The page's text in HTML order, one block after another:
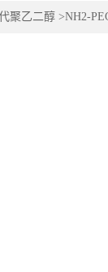
聚乙二醇 >NH2-